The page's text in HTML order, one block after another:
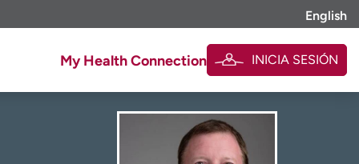
English
My Health Connection INICIA SESIÓN